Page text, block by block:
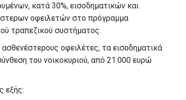
κατά 30%, εισοδηματικών και
οφειλετών στο πρόγραμμα
τραπεζικού συστήματος.
οφειλέτες, τα εισοδηματικά
του νοικοκυριού, από 21.000 ευρώ
εξής: